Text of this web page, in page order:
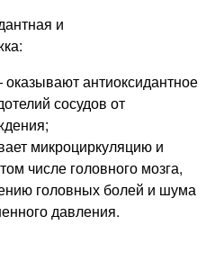
и
антиоксидантное
сосудов от
микроциркуляцию и
числе головного мозга,
головных болей и шума
давления.